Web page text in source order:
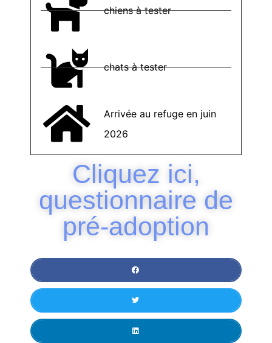
chiens à tester
chats à tester
Arrivée au refuge en juin
2026
Cliquez ici,
questionnaire de
pré-adoption